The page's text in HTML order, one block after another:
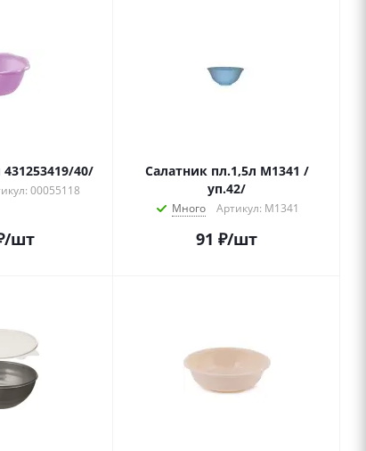
40/
00055118
/шт
Салатник пл.1,5л М1341 /
уп.42/
Много Артикул: М1341
91 ₽/шт